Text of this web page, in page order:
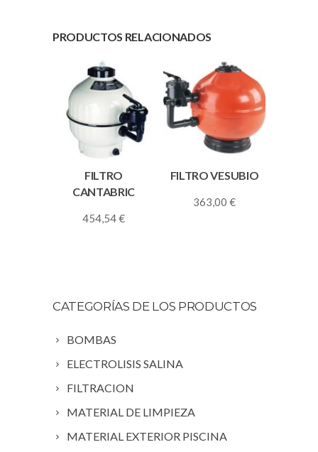
PRODUCTOS RELACIONADOS
FILTRO
CANTABRIC
454,54€
FILTRO VESUBIO
363,00 €
CATEGORÍAS DE LOS PRODUCTOS
BOMBAS
ELECTROLISIS SALINA
FILTRACION
MATERIAL DE LIMPIEZA
MATERIAL EXTERIOR PISCINA